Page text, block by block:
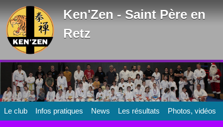
Ken'Zen - Saint Père en
Retz
Le club Infos pratiques News Les résultats Photos, vidéos
Panneau de gestion des cookies